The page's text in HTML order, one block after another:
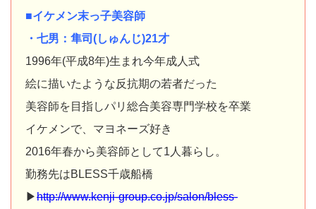
■イケメン末っ子美容師
・七男：隼司(しゅんじ)21才
1996年(平成8年)生まれ今年成人式
絵に描いたような反抗期の若者だった
美容師を目指しパリ総合美容専門学校を卒業
イケメンで、マヨネーズ好き
2016年春から美容師として1人暮らし。
勤務先はBLESS千歳船橋
▶http://www.kenji-group.co.jp/salon/bless-